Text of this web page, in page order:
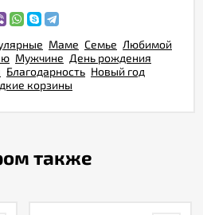
Маме Семье Любимой
Мужчине День рождения
Благодарность Новый год
корзины
также